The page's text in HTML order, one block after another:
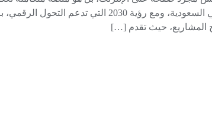
المشروع وتربط بينه وبين عملائه. في السعودية، ومع رؤية 2030
المشاريع، حيث تقدم […]